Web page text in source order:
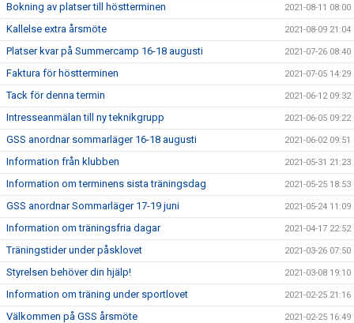
Bokning av platser till höstterminen 2021-08-11 08:00
Kallelse extra årsmöte 2021-08-09 21:04
Platser kvar på Summercamp 16-18 augusti 2021-07-26 08:40
Faktura för höstterminen 2021-07-05 14:29
Tack för denna termin 2021-06-12 09:32
Intresseanmälan till ny teknikgrupp 2021-06-05 09:22
GSS anordnar sommarläger 16-18 augusti 2021-06-02 09:51
Information från klubben 2021-05-31 21:23
Information om terminens sista träningsdag 2021-05-25 18:53
GSS anordnar Sommarläger 17-19 juni 2021-05-24 11:09
Information om träningsfria dagar 2021-04-17 22:52
Träningstider under påsklovet 2021-03-26 07:50
Styrelsen behöver din hjälp! 2021-03-08 19:10
Information om träning under sportlovet 2021-02-25 21:16
Välkommen på GSS årsmöte 2021-02-25 16:49